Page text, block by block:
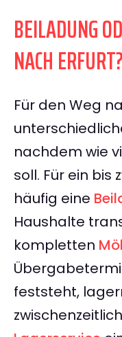
BEILADUNG
NACH ERFURT?
Für den Weg
nachdem wie
soll. Für ein bis
häufig eine
Haushalte
kompletten
feststeht,